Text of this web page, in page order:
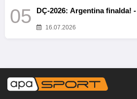
05 DÇ-2026: Argentina finalda! -
16.07.2026